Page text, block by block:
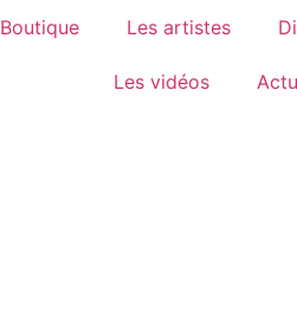
Boutique Les artistes
Les vidéos